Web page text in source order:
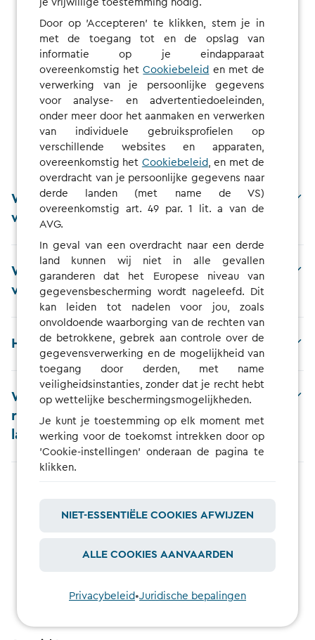
FAQ
Wat moet ik doen om mijn voucher in te
wisselen?
Wat zijn de voordelen van het gebruik
van CHARGE NOW?
Hoe kan ik het tarief wijzigen?
Waarom worden er blokkeerkosten in
rekening gebracht voor mijn
laadsessies?
je vrijwillige toestemming nodig.
Door op 'Accepteren' te klikken, stem je in
met de toegang tot en de opslag van
informatie op je eindapparaat
overeenkomstig hetCookiebeleid en met de
verwerking van je persoonlijke gegevens
voor analyse- en advertentiedoeleinden,
onder meer door het aanmaken en verwerken
van individuele gebruiksprofielen op
verschillende websites en apparaten,
overeenkomstig het Cookiebeleid
, en met de
overdracht van je persoonlijke gegevens naar
derde landen (met name de VS)
overeenkomstig art. 49 par. 1 lit. a van de
AVG.
In geval van een overdracht naar een derde
land kunnen wij niet in alle gevallen
garanderen dat het Europese niveau van
gegevensbescherming wordt nageleefd. Dit
kan leiden tot nadelen voor jou, zoals
onvoldoende waarborging van de rechten van
de betrokkene, gebrek aan controle over de
gegevensverwerking en de mogelijkheid van
toegang door derden, met name
veiligheidsinstanties, zonder dat je recht hebt
op wettelijke beschermingsmogelijkheden.
Je kunt je toestemming op elk moment met
werking voor de toekomst intrekken door op
'Cookie-instellingen' onderaan de pagina te
klikken.
NIET-ESSENTIËLE COOKIES AFWIJZEN
ALLE COOKIES AANVAARDEN
Privacybeleid •Juridische bepalingen